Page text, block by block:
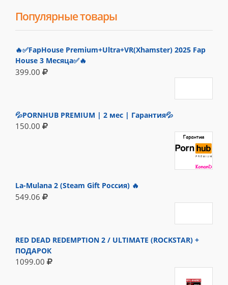
Популярные товары
🔥✅FapHouse Premium+Ultra+VR(Xhamster) 2025 Fap
House 3 Месяца✅🔥
399.00
💦PORNHUB PREMIUM | 2 мес | Гарантия💦
150.00
La-Mulana 2 (Steam Gift Россия) 🔥
549.06
RED DEAD REDEMPTION 2 / ULTIMATE (ROCKSTAR) +
ПОДАРОК
1099.00